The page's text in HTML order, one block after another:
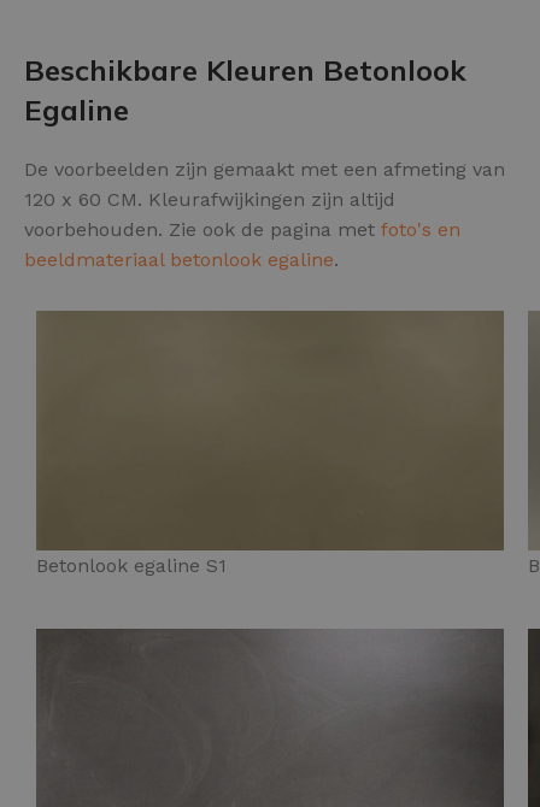
Beschikbare Kleuren Betonlook
Egaline
De voorbeelden zijn gemaakt met een afmeting van
120 x 60 CM. Kleurafwijkingen zijn altijd
voorbehouden. Zie ook de pagina met foto's en
beeldmateriaal betonlook egaline.
Betonlook egaline S1